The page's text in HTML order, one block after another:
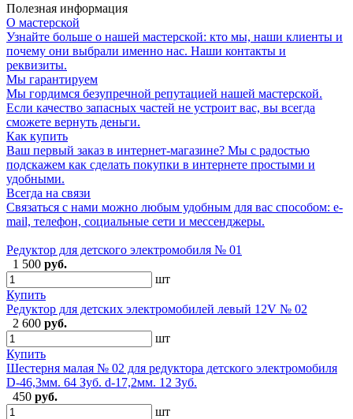
Полезная информация
О мастерской
Узнайте больше о нашей мастерской: кто мы, наши клиенты и
почему они выбрали именно нас. Наши контакты и
реквизиты.
Мы гарантируем
Мы гордимся безупречной репутацией нашей мастерской.
Если качество запасных частей не устроит вас, вы всегда
сможете вернуть деньги.
Как купить
Ваш первый заказ в интернет-магазине? Мы с радостью
подскажем как сделать покупки в интернете простыми и
удобными.
Всегда на связи
Связаться с нами можно любым удобным для вас способом: e-
mail, телефон, социальные сети и мессенджеры.
Редуктор для детского электромобиля № 01
1 500 руб.
шт
Купить
Редуктор для детских электромобилей левый 12V № 02
2 600 руб.
шт
Купить
Шестерня малая № 02 для редуктора детского электромобиля
D-46,3мм. 64 Зуб. d-17,2мм. 12 Зуб.
450 руб.
шт